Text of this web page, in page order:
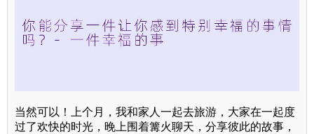
当然可以！上个月，我和家人一起去旅游，大家在一起度
过了欢快的时光，晚上围着篝火聊天，分享彼此的故事，